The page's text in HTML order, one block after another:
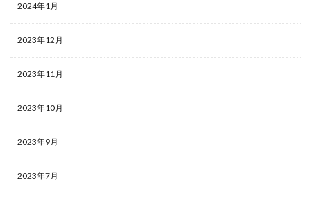
2024年1月
2023年12月
2023年11月
2023年10月
2023年9月
2023年7月